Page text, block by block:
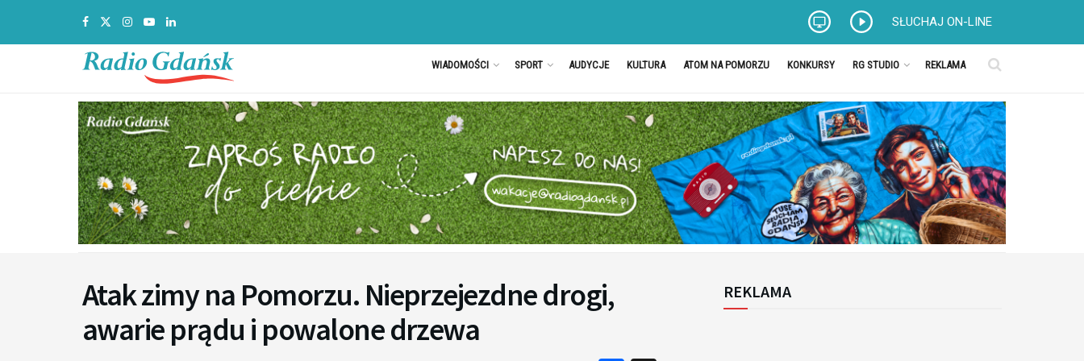
SŁUCHAJ ON-LINE
WIADOMOŚCI SPORT AUDYCJE KULTURA ATOM NA POMORZU KONKURSY RG STUDIO REKLAMA
Atak zimy na Pomorzu. Nieprzejezdne drogi,
awarie prądu i powalone drzewa
REKLAMA